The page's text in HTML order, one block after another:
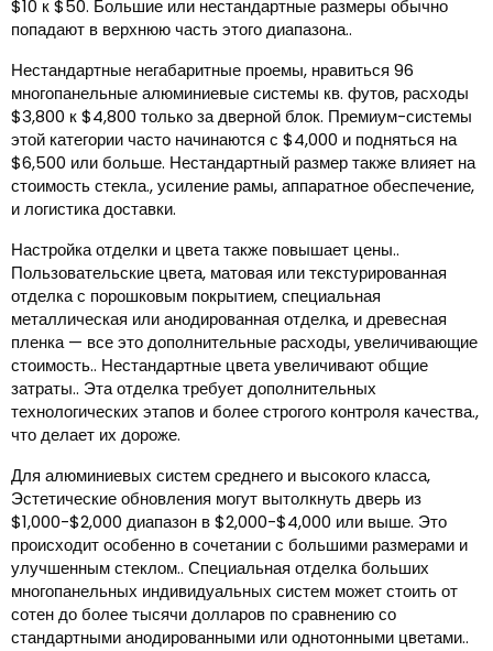
$10 к $50. Большие или нестандартные размеры обычно
попадают в верхнюю часть этого диапазона..
Нестандартные негабаритные проемы, нравиться 96
многопанельные алюминиевые системы кв. футов, расходы
$3,800 к $4,800 только за дверной блок. Премиум-системы
этой категории часто начинаются с $4,000 и подняться на
$6,500 или больше. Нестандартный размер также влияет на
стоимость стекла., усиление рамы, аппаратное обеспечение,
и логистика доставки.
Настройка отделки и цвета также повышает цены..
Пользовательские цвета, матовая или текстурированная
отделка с порошковым покрытием, специальная
металлическая или анодированная отделка, и древесная
пленка — все это дополнительные расходы, увеличивающие
стоимость.. Нестандартные цвета увеличивают общие
затраты.. Эта отделка требует дополнительных
технологических этапов и более строгого контроля качества.,
что делает их дороже.
Для алюминиевых систем среднего и высокого класса,
Эстетические обновления могут вытолкнуть дверь из
$1,000-$2,000 диапазон в $2,000-$4,000 или выше. Это
происходит особенно в сочетании с большими размерами и
улучшенным стеклом.. Специальная отделка больших
многопанельных индивидуальных систем может стоить от
сотен до более тысячи долларов по сравнению со
стандартными анодированными или однотонными цветами..